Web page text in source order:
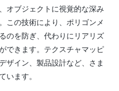
オブジェクトに視覚的な深み
この技術により、ポリゴンメ
のを防ぎ、代わりにリアリズ
できます。テクスチャマッピ
ザイン、製品設計など、さま
います。